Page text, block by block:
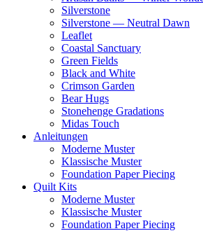
Silverstone
Silverstone — Neutral Dawn
Leaflet
Coastal Sanctuary
Green Fields
Black and White
Crimson Garden
Bear Hugs
Stonehenge Gradations
Midas Touch
Anleitungen
Moderne Muster
Klassische Muster
Foundation Paper Piecing
Quilt Kits
Moderne Muster
Klassische Muster
Foundation Paper Piecing